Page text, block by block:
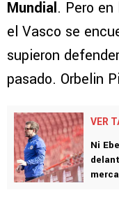
Mundial. Pero
el Vasco se
supieron
pasado. Orbelin
VER
Ni